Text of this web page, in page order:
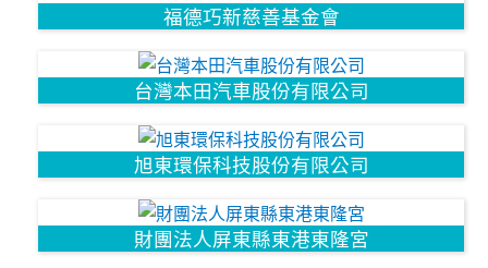
福德巧新慈善基金會
台灣本田汽車股份有限公司
旭東環保科技股份有限公司
財團法人屏東縣東港東隆宮